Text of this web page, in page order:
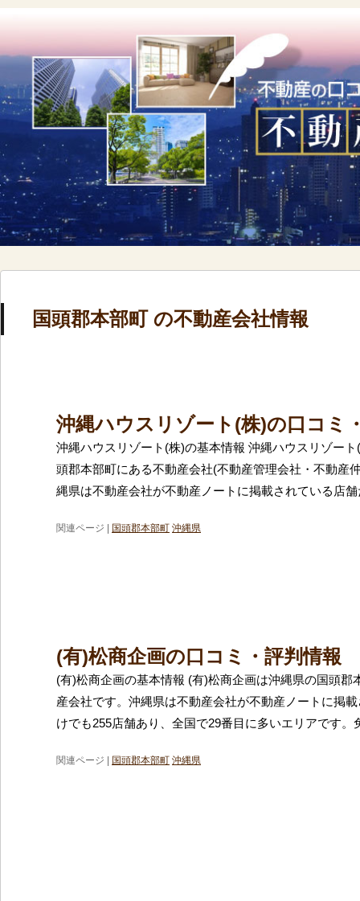
国頭郡本部町 の不動産会社情報
沖縄ハウスリゾート(株)の口コミ
沖縄ハウスリゾート(株)の基本情報 沖縄ハウスリゾー
頭郡本部町にある不動産会社(不動産管理会社・不動産
縄県は不動産会社が不動産ノートに掲載されている店
関連ページ | 国頭郡本部町 沖縄県
(有)松商企画の口コミ・評判情報
(有)松商企画の基本情報 (有)松商企画は沖縄県の国頭郡
産会社です。沖縄県は不動産会社が不動産ノートに掲
けでも255店舗あり、全国で29番目に多いエリアです。
関連ページ | 国頭郡本部町 沖縄県